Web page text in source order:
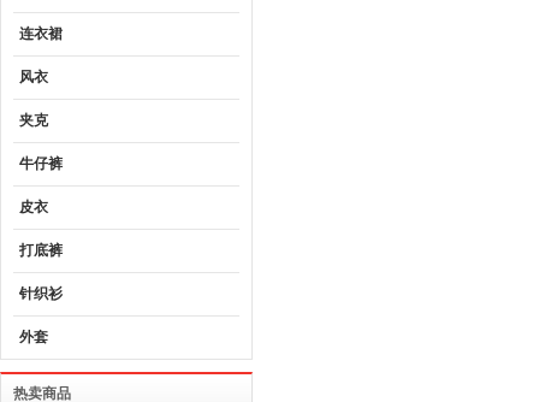
连衣裙
风衣
夹克
牛仔裤
皮衣
打底裤
针织衫
外套
热卖商品